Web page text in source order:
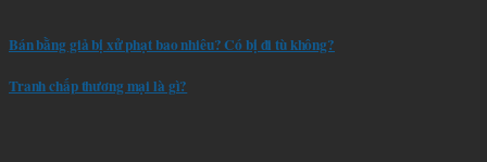
Bán bằng giả bị xử phạt bao nhiêu? Có bị đi tù không?
Tranh chấp thương mại là gì?